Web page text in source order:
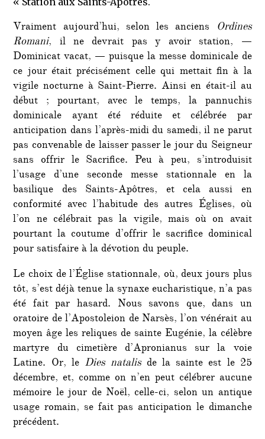
Vraiment aujourd’hui, selon les anciens Ordines
Romani, il ne devrait pas y avoir station, —
Dominicat vacat, — puisque la messe dominicale de
ce jour était précisément celle qui mettait fin à la
vigile nocturne à Saint-Pierre. Ainsi en était-il au
début ; pourtant, avec le temps, la pannuchis
dominicale ayant été réduite et célébrée par
anticipation dans l’après-midi du samedi, il ne parut
pas convenable de laisser passer le jour du Seigneur
sans offrir le Sacrifice. Peu à peu, s’introduisit
l’usage d’une seconde messe stationnale en la
basilique des Saints-Apôtres, et cela aussi en
conformité avec l’habitude des autres Églises, où
l’on ne célébrait pas la vigile, mais où on avait
pourtant la coutume d’offrir le sacrifice dominical
pour satisfaire à la dévotion du peuple.
Le choix de l’Église stationnale, où, deux jours plus
tôt, s’est déjà tenue la synaxe eucharistique, n’a pas
été fait par hasard. Nous savons que, dans un
oratoire de l’Apostoleion de Narsès, l’on vénérait au
moyen âge les reliques de sainte Eugénie, la célèbre
martyre du cimetière d’Apronianus sur la voie
Latine. Or, le Dies natalisde la sainte est le 25
décembre, et, comme on n’en peut célébrer aucune
mémoire le jour de Noël, celle-ci, selon un antique
usage romain, se fait pas anticipation le dimanche
précédent.